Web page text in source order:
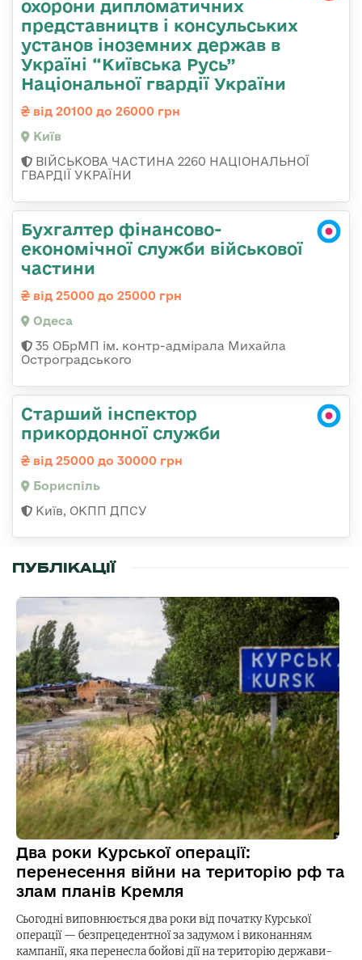
охорони дипломатичних
представництв і консульських
установ іноземних держав в
Україні “Київська Русь”
Національної гвардії України
від 20100 до 26000 грн
Київ
ВІЙСЬКОВА ЧАСТИНА 2260 НАЦІОНАЛЬНОЇ
ГВАРДІЇ УКРАЇНИ
Бухгалтер фінансово-
економічної служби військової
частини
від 25000 до 25000 грн
Одеса
35 ОБрМП ім. контр-адмірала Михайла
Остроградського
Старший інспектор
прикордонної служби
від 25000 до 30000 грн
Бориспіль
Київ, ОКПП ДПСУ
ПУБЛІКАЦІЇ
Два роки Курської операції:
перенесення війни на територію рф та
злам планів Кремля
Сьогодні виповнюється два роки від початку Курської
операції — безпрецедентної за задумом і виконанням
кампанії, яка перенесла бойові дії на територію держави-